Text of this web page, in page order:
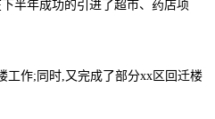
年成功的引进了超市、药店项
作;同时,又完成了部分xx区回迁楼